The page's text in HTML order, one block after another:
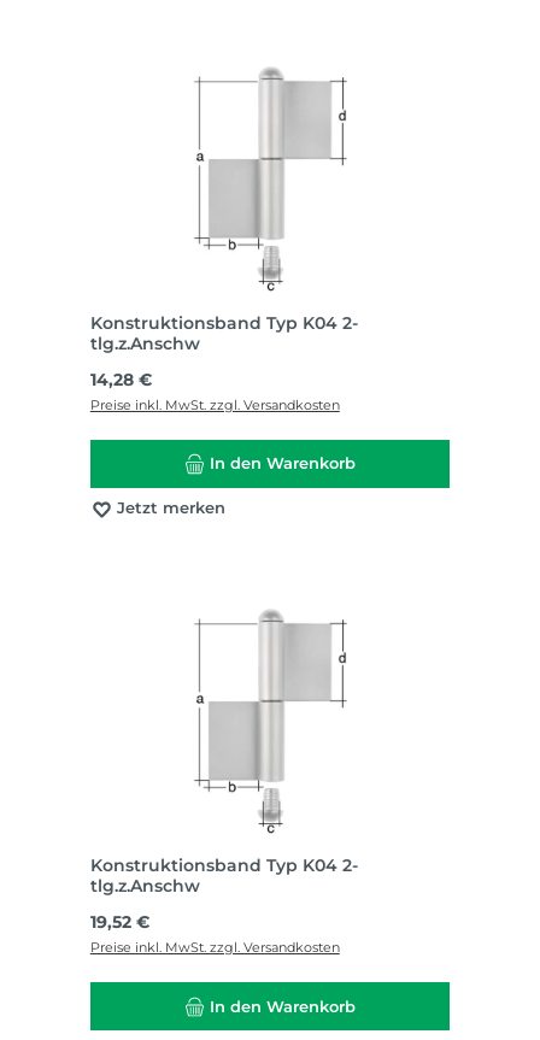
Konstruktionsband Typ K04 2-
tlg.z.Anschw
Regulärer Preis:
14,28 €
Preise inkl. MwSt. zzgl. Versandkosten
In den Warenkorb
Jetzt merken
Konstruktionsband Typ K04 2-
tlg.z.Anschw
Regulärer Preis:
19,52 €
Preise inkl. MwSt. zzgl. Versandkosten
In den Warenkorb